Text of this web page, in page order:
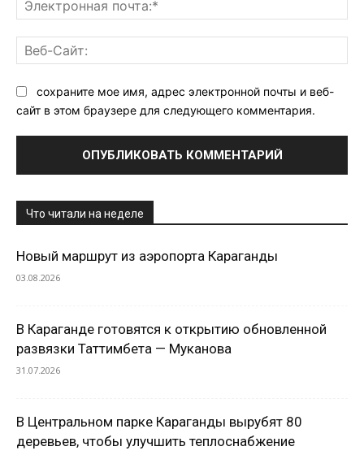
сохраните мое имя, адрес электронной почты и веб-
сайт в этом браузере для следующего комментария.
Что читали на неделе
Новый маршрут из аэропорта Караганды
03.08.2026
В Караганде готовятся к открытию обновленной
развязки Таттимбета — Муканова
31.07.2026
В Центральном парке Караганды вырубят 80
деревьев, чтобы улучшить теплоснабжение